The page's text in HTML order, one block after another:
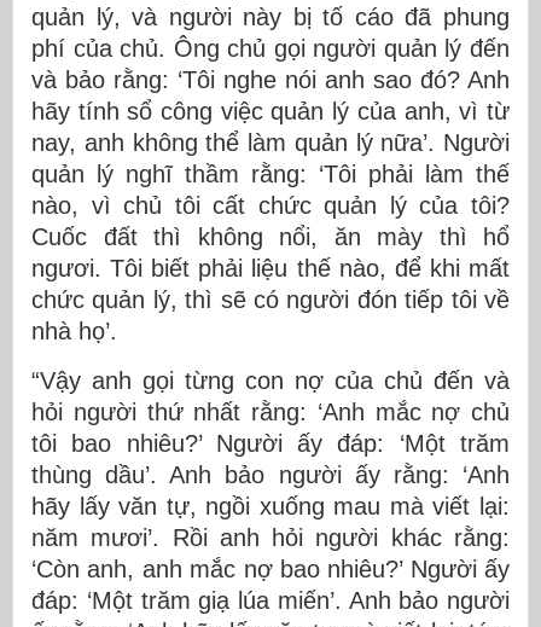
quản lý, và người này bị tố cáo đã phung
phí của chủ. Ông chủ gọi người quản lý đến
và bảo rằng: ‘Tôi nghe nói anh sao đó? Anh
hãy tính sổ công việc quản lý của anh, vì từ
nay, anh không thể làm quản lý nữa’. Người
quản lý nghĩ thầm rằng: ‘Tôi phải làm thế
nào, vì chủ tôi cất chức quản lý của tôi?
Cuốc đất thì không nổi, ăn mày thì hổ
ngươi. Tôi biết phải liệu thế nào, để khi mất
chức quản lý, thì sẽ có người đón tiếp tôi về
nhà họ’.
“Vậy anh gọi từng con nợ của chủ đến và
hỏi người thứ nhất rằng: ‘Anh mắc nợ chủ
tôi bao nhiêu?’ Người ấy đáp: ‘Một trăm
thùng dầu’. Anh bảo người ấy rằng: ‘Anh
hãy lấy văn tự, ngồi xuống mau mà viết lại:
năm mươi’. Rồi anh hỏi người khác rằng:
‘Còn anh, anh mắc nợ bao nhiêu?’ Người ấy
đáp: ‘Một trăm giạ lúa miến’. Anh bảo người